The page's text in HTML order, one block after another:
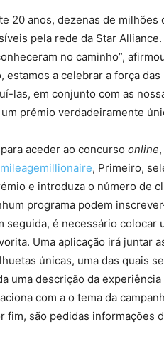
20 anos, dezenas de
pela rede da Star
no caminho”,
estamos a celebrar a força
las, em conjunto com as
prémio verdadeiramente
aceder ao concurso online
, Primeiro,
e introduza o número de
programa podem
seguida, é necessário colocar
Uma aplicação irá juntar
únicas, uma das quais
uma descrição da
com a o tema da
fim, são pedidas informações